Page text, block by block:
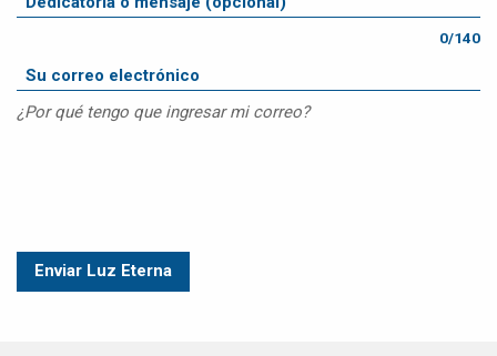
0/140
¿Por qué tengo que ingresar mi correo?